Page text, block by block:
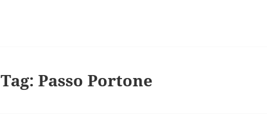
Tag:Passo Portone